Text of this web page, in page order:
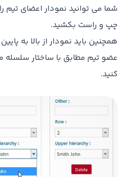
شما می توانید نمودار اعضای
چپ و راست بکشید.
همچنین باید نمودار از بالا به
عضو تیم مطابق با ساختار
کنید.